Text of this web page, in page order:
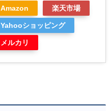
Amazon 楽天市場
Yahooショッピング
メルカリ